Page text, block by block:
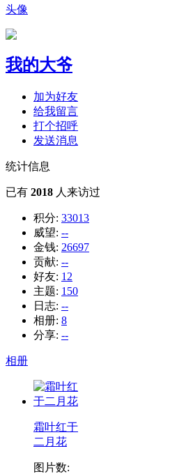
头像
我的大爷
加为好友
给我留言
打个招呼
发送消息
统计信息
已有 2018 人来访过
积分: 33013
威望: --
金钱: 26697
贡献: --
好友: 12
主题: 150
日志: --
相册: 8
分享: --
相册
霜叶红于
二月花
图片数: